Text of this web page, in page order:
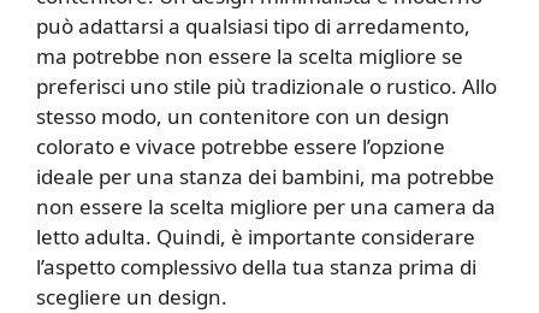
può adattarsi a qualsiasi tipo di arredamento,
ma potrebbe non essere la scelta migliore se
preferisci uno stile più tradizionale o rustico. Allo
stesso modo, un contenitore con un design
colorato e vivace potrebbe essere l’opzione
ideale per una stanza dei bambini, ma potrebbe
non essere la scelta migliore per una camera da
letto adulta. Quindi, è importante considerare
l’aspetto complessivo della tua stanza prima di
scegliere un design.